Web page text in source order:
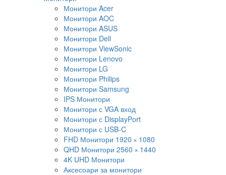
Монитори Acer
Монитори AOC
Монитори ASUS
Монитори Dell
Монитори ViewSonic
Монитори Lenovo
Монитори LG
Монитори Philips
Монитори Samsung
IPS Монитори
Монитори с VGA вход
Монитори с DisplayPort
Монитори с USB-C
FHD Монитори 1920 × 1080
QHD Монитори 2560 × 1440
4K UHD Монитори
Аксесоари за монитори